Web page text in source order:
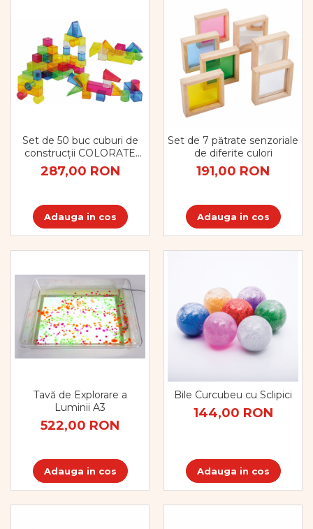
Mărgele HAMA MIDI
Mărgele HAMA MINI
Perceperea timpului -
TimeTimer
Stimulare senzoriala
Stimulare olfactivă
Stimulare tactila
Stimulare vizuala
Set de 50 buc cuburi de
construcții COLORATE
transparente din plastic
287,00 RON
Adauga in cos
Set de 7 pătrate senzoriale
de diferite culori
191,00 RON
Adauga in cos
Tavă de Explorare a
Luminii A3
522,00 RON
Adauga in cos
Bile Curcubeu cu Sclipici
144,00 RON
Adauga in cos